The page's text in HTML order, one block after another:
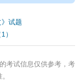
试题
）
考试信息仅供参考，考